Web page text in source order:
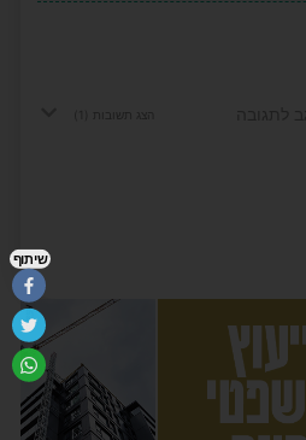
הצג תשובות
שיתוף